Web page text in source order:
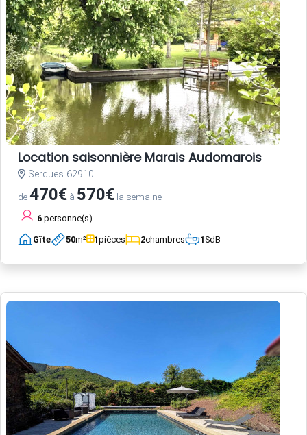
Location saisonnière Marais Audomarois
Serques 62910
de470€ à 570€ la semaine
6 personne(s)
Gîte 50m² 1pièces 2chambres 1SdB